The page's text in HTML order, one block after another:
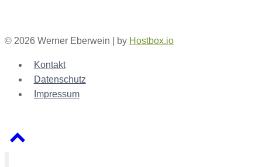
© 2026 Werner Eberwein | by Hostbox.io
Kontakt
Datenschutz
Impressum